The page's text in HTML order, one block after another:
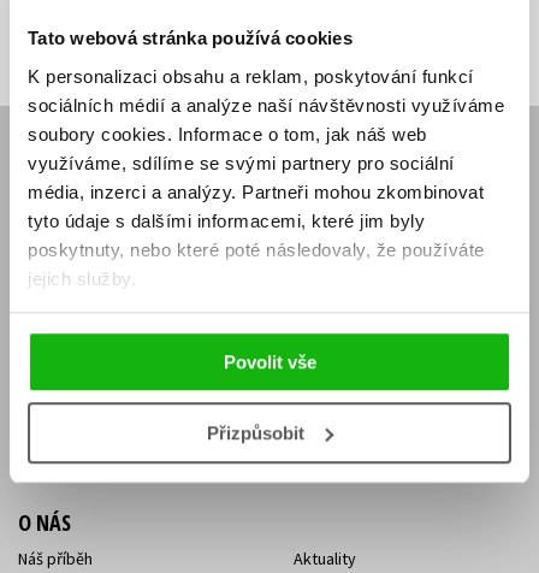
Tato webová stránka používá cookies
K personalizaci obsahu a reklam, poskytování funkcí
sociálních médií a analýze naší návštěvnosti využíváme
soubory cookies. Informace o tom, jak náš web
využíváme, sdílíme se svými partnery pro sociální
média, inzerci a analýzy. Partneři mohou zkombinovat
tyto údaje s dalšími informacemi, které jim byly
poskytnuty, nebo které poté následovaly, že používáte
jejich služby.
Povolit vše
Přizpůsobit
mailová
adresa
mailová
adresa
Vaše e-mailová adresa Přihlásit se
E-SHOP
Aktuality
Naši autoři
Obchodní podmínky
Jak nakoupit
Knižní novinky
Dárkové poukazy
Affiliate program
KONTAKTY
Sídlo společnosti
Kontakty Albatros Media
O NÁS
Náš příběh
Aktuality